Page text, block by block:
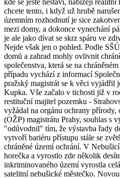
kde se ještě nestaví, nabízejí realitní
chcete tento, i když už hrubě
územním rozhodnutí je sice
mezi domy, a dokonce vynechání
je ale jako dívat se skrz spáru ve
Nejde však jen o pohled. Podle
domů a zahrad mohly ovlivnit
společenstva, která se na
případu vychází z informací
pražský magistrát se k věci
Kupka. Vše začalo v tichosti již v
restituční majitel pozemku -
vyžádal na orgánu ochrany
(OŽP) magistrátu Prahy, souhlas s
"odůvodnil" tím, že výstavba řady
vytvoří bariéru přístupu stále se
chráněné území ochrání. V
horečka a vyrostlo zde několik
inkriminovaného území vyrostla
satelitní nebušické městečko.